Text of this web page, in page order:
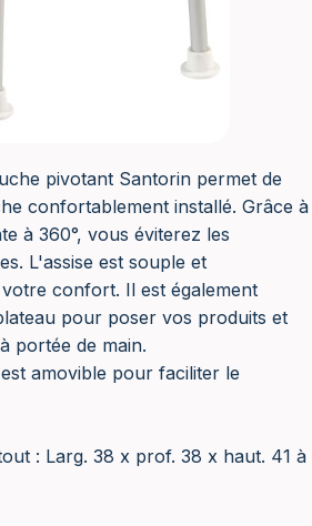
pivotant Santorin permet de
confortablement installé. Grâce à
à 360°, vous éviterez les
L'assise est souple et
confort. Il est également
pour poser vos produits et
portée de main.
amovible pour faciliter le
: Larg. 38 x prof. 38 x haut. 41 à